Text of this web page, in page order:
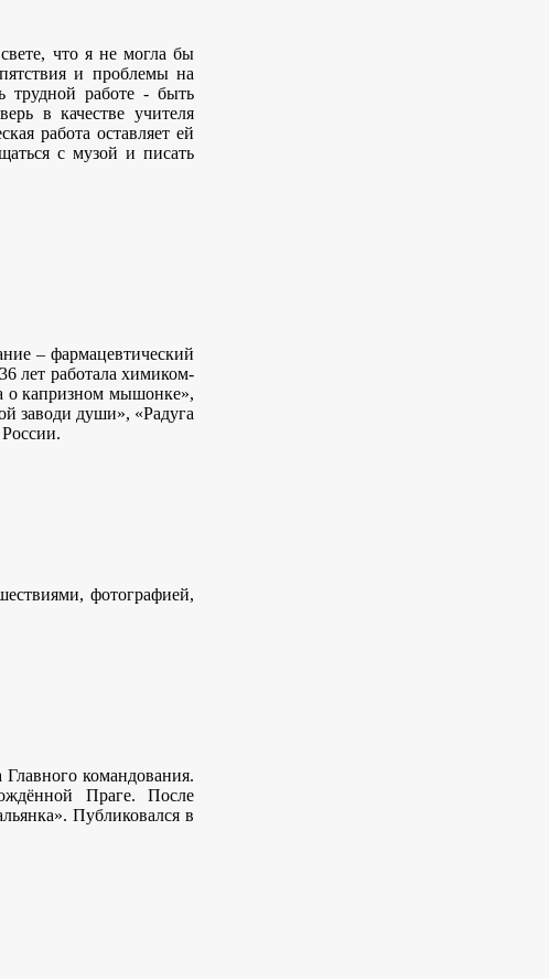
что я не могла бы
и проблемы на
трудной работе - быть
в качестве учителя
работа оставляет ей
с музой и писать
– фармацевтический
лет работала химиком-
о капризном мышонке»,
заводи души», «Радуга
фотографией,
командования.
Праге. После
Публиковался в